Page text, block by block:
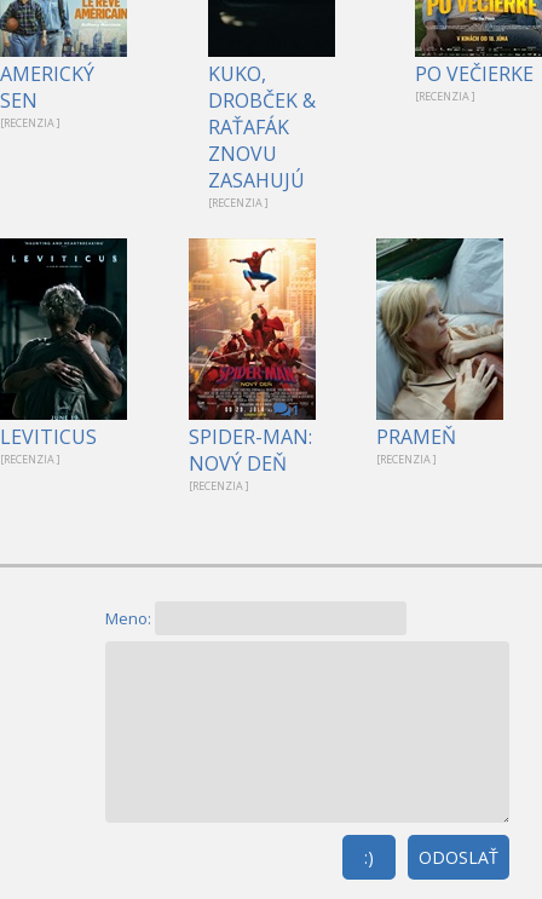
AMERICKÝ
SEN
[RECENZIA ]
KUKO,
DROBČEK &
RAŤAFÁK
ZNOVU
ZASAHUJÚ
[RECENZIA ]
PO VEČIERKE
[RECENZIA ]
LEVITICUS
[RECENZIA ]
1
SPIDER-MAN:
NOVÝ DEŇ
[RECENZIA ]
PRAMEŇ
[RECENZIA ]
Meno:
ODOSLAŤ
:)